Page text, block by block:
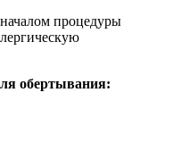
процедуры
обертывания: